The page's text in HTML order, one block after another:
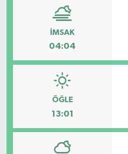
İMSAK
04:04
ÖĞLE
13:01